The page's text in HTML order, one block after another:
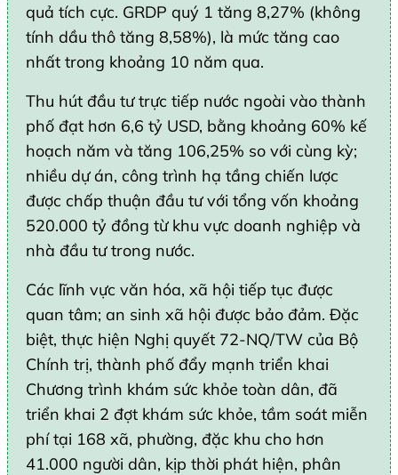
quả tích cực. GRDP quý 1 tăng 8,27% (không
tính dầu thô tăng 8,58%), là mức tăng cao
nhất trong khoảng 10 năm qua.
Thu hút đầu tư trực tiếp nước ngoài vào thành
phố đạt hơn 6,6 tỷ USD, bằng khoảng 60% kế
hoạch năm và tăng 106,25% so với cùng kỳ;
nhiều dự án, công trình hạ tầng chiến lược
được chấp thuận đầu tư với tổng vốn khoảng
520.000 tỷ đồng từ khu vực doanh nghiệp và
nhà đầu tư trong nước.
Các lĩnh vực văn hóa, xã hội tiếp tục được
quan tâm; an sinh xã hội được bảo đảm. Đặc
biệt, thực hiện Nghị quyết 72-NQ/TW của Bộ
Chính trị, thành phố đẩy mạnh triển khai
Chương trình khám sức khỏe toàn dân, đã
triển khai 2 đợt khám sức khỏe, tầm soát miễn
phí tại 168 xã, phường, đặc khu cho hơn
41.000 người dân, kịp thời phát hiện, phân